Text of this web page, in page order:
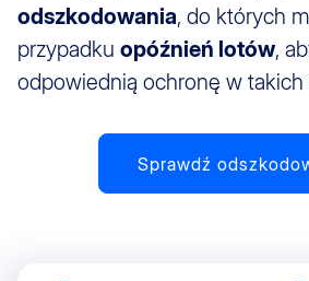
odszkodowania, do których
przypadku opóźnień lotów,
odpowiednią ochronę w takich
Sprawdź